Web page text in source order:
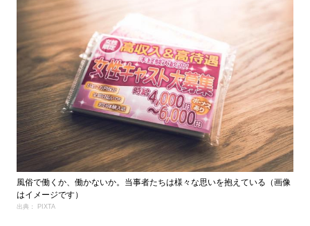
風俗で働くか、働かないか。当事者たちは様々な思いを抱えている（画像
はイメージです）
出典： PIXTA